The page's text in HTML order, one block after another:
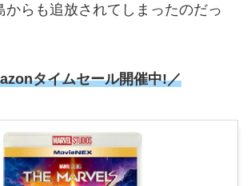
からも追放されてしまったのだっ
タイムセール開催中!／